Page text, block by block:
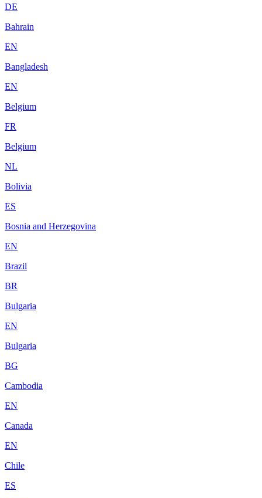
DE
Bahrain
EN
Bangladesh
EN
Belgium
FR
Belgium
NL
Bolivia
ES
Bosnia and Herzegovina
EN
Brazil
BR
Bulgaria
EN
Bulgaria
BG
Cambodia
EN
Canada
EN
Chile
ES